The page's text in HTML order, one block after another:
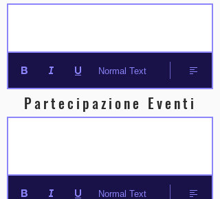
Normal Text
Partecipazione Eventi
Normal Text